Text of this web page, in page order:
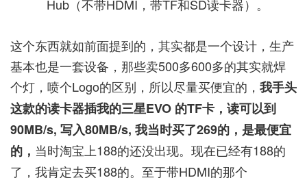
Hub（不带HDMI，带TF和SD读卡器）。
这个东西就如前面提到的，其实都是一个设计，生产
基本也是一套设备，那些卖500多600多的其实就焊
个灯，喷个Logo的区别，所以尽量买便宜的， 我手头
这款的读卡器插我的三星EVO 的TF卡，读可以到
90MB/s, 写入80MB/s, 我当时买了269的，是最便宜
的， 当时淘宝上188的还没出现。现在已经有188的
了，我肯定去买188的。至于带HDMI的那个